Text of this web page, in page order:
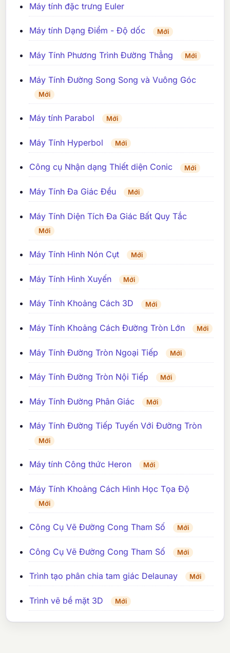
Máy tính đặc trưng Euler
Máy tính Dạng Điểm - Độ dốc Mới
Máy Tính Phương Trình Đường Thẳng Mới
Máy Tính Đường Song Song và Vuông Góc
Mới
Máy tính Parabol Mới
Máy Tính Hyperbol Mới
Công cụ Nhận dạng Thiết diện Conic Mới
Máy Tính Đa Giác Đều Mới
Máy Tính Diện Tích Đa Giác Bất Quy Tắc
Mới
Máy Tính Hình Nón Cụt Mới
Máy Tính Hình Xuyến Mới
Máy Tính Khoảng Cách 3D Mới
Máy Tính Khoảng Cách Đường Tròn Lớn Mới
Máy Tính Đường Tròn Ngoại Tiếp Mới
Máy Tính Đường Tròn Nội Tiếp Mới
Máy Tính Đường Phân Giác Mới
Máy Tính Đường Tiếp Tuyến Với Đường Tròn
Mới
Máy tính Công thức Heron Mới
Máy Tính Khoảng Cách Hình Học Tọa Độ
Mới
Công Cụ Vẽ Đường Cong Tham Số Mới
Công Cụ Vẽ Đường Cong Tham Số Mới
Trình tạo phân chia tam giác Delaunay Mới
Trình vẽ bề mặt 3D Mới